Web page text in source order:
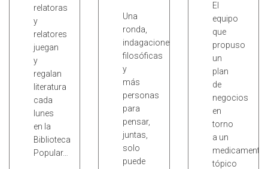
relatoras
y
relatores
juegan
y
regalan
literatura
cada
lunes
en la
Biblioteca
Popular…
Una
ronda,
indagaciones
filosóficas
y
más
personas
para
pensar,
juntas,
solo
puede
El
equipo
que
propuso
un
plan
de
negocios
en
torno
a un
medicamento
tópico